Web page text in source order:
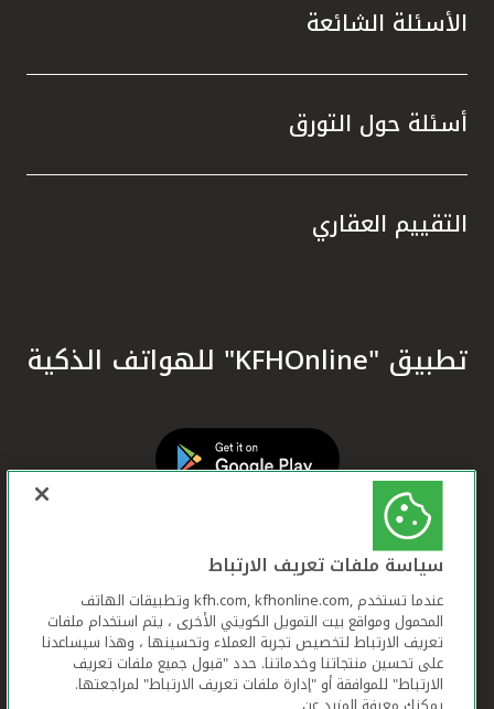
الأسئلة الشائعة
أسئلة حول التورق
التقييم العقاري
تطبيق "KFHOnline" للهواتف الذكية
سياسة ملفات تعريف الارتباط
عندما تستخدم ,kfh.com, kfhonline.com وتطبيقات الهاتف
المحمول ومواقع بيت التمويل الكويتي الأخرى ، يتم استخدام ملفات
تعريف الارتباط لتخصيص تجربة العملاء وتحسينها ، وهذا سيساعدنا
على تحسين منتجاتنا وخدماتنا. حدد "قبول جميع ملفات تعريف
الارتباط" للموافقة أو "إدارة ملفات تعريف الارتباط" لمراجعتها.